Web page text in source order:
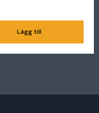
Lägg till